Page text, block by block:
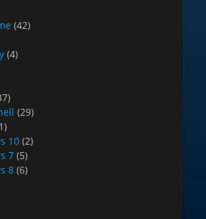
(42)
(4)
(29)
10 (2)
7 (5)
8 (6)